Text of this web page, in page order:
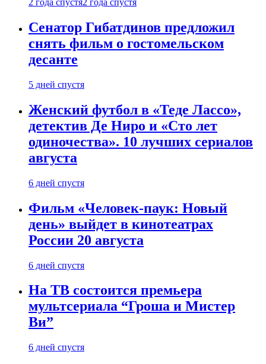
2 года спустя2 года спустя
Сенатор Гибатдинов предложил
снять фильм о гостомельском
десанте
5 дней спустя
Женский футбол в «Теде Лассо»,
детектив Де Ниро и «Сто лет
одиночества». 10 лучших сериалов
августа
6 дней спустя
Фильм «Человек-паук: Новый
день» выйдет в кинотеатрах
России 20 августа
6 дней спустя
На ТВ состоится премьера
мультсериала “Гроша и Мистер
Ви”
6 дней спустя